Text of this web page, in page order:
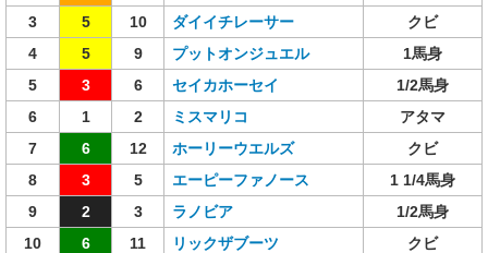
3
5 10 ダイイチレーサー
クビ
4
5 9 プットオンジュエル
1馬身
5
3 6 セイカホーセイ
1/2馬身
6
1 2 ミスマリコ
アタマ
7
6 12 ホーリーウエルズ
クビ
8
3 5 エーピーファノース
1 1/4馬身
9
2 3 ラノビア
1/2馬身
10
6 11 リックザブーツ
クビ